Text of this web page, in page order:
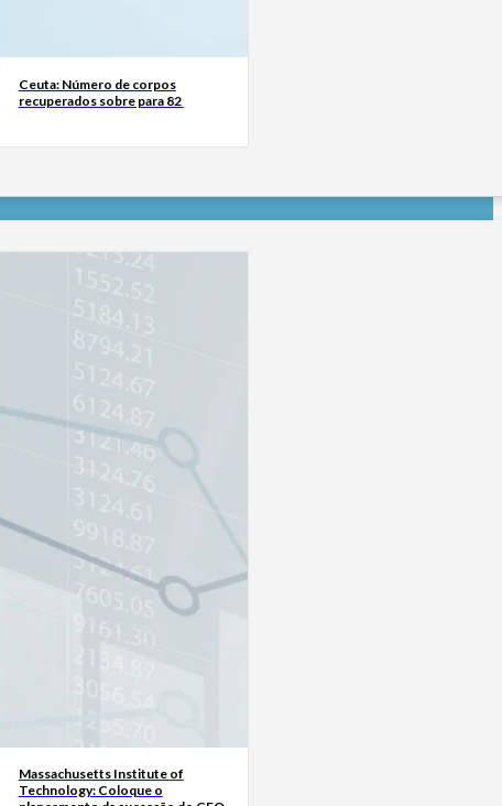
Ceuta: Número de corpos
recuperados sobre para 82
Massachusetts Institute of
Technology: Coloque o